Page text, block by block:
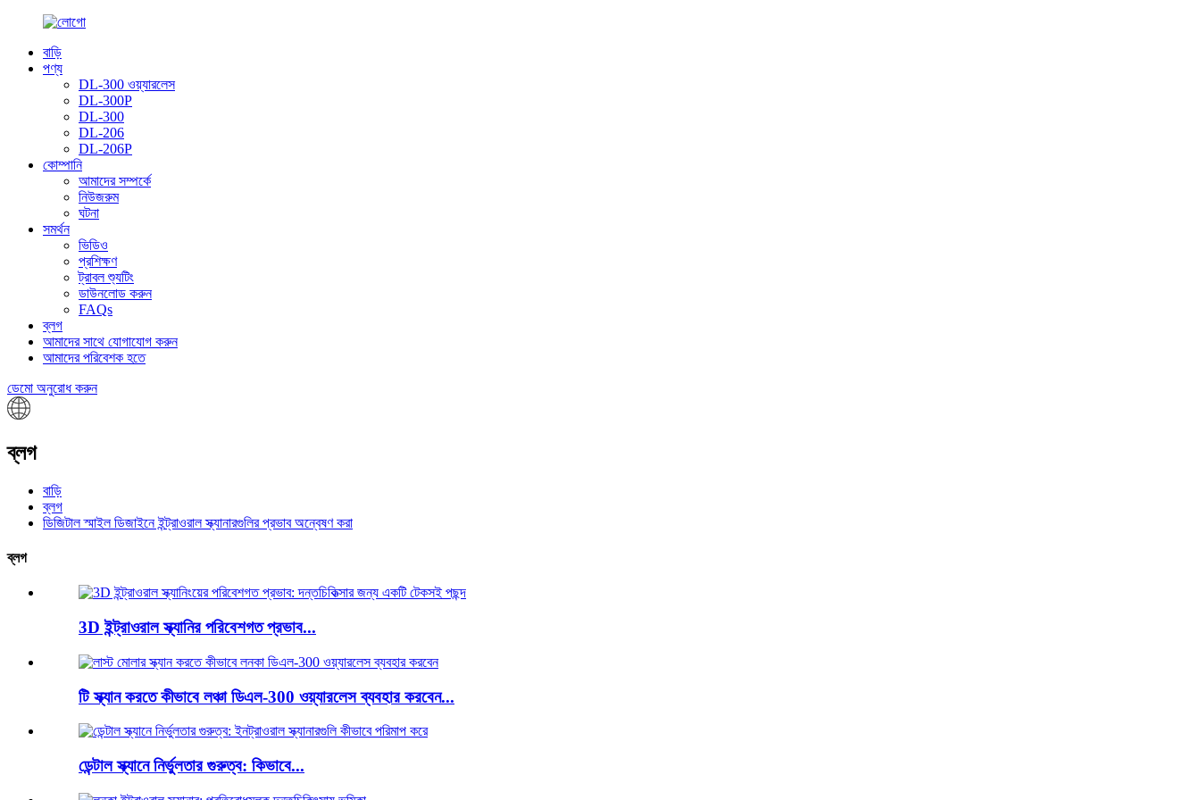
বাড়ি
পণ্য
DL-300 ওয়্যারলেস
DL-300P
DL-300
DL-206
DL-206P
কোম্পানি
আমাদের সম্পর্কে
নিউজরুম
ঘটনা
সমর্থন
ভিডিও
প্রশিক্ষণ
ট্রাবল শ্যুটিং
ডাউনলোড করুন
FAQs
ব্লগ
আমাদের সাথে যোগাযোগ করুন
আমাদের পরিবেশক হতে
ডেমো অনুরোধ করুন
ব্লগ
বাড়ি
ব্লগ
ডিজিটাল স্মাইল ডিজাইনে ইন্ট্রাওরাল স্ক্যানারগুলির প্রভাব অন্বেষণ করা
ব্লগ
3D ইন্ট্রাওরাল স্ক্যানির পরিবেশগত প্রভাব...
টি স্ক্যান করতে কীভাবে লঞ্চা ডিএল-300 ওয়্যারলেস ব্যবহার করবেন...
ডেন্টাল স্ক্যানে নির্ভুলতার গুরুত্ব: কিভাবে...